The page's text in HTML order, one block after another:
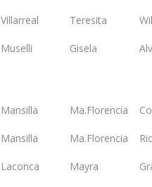
Villarreal Teresita
Muselli Gisela
Mansilla Ma.Florencia
Mansilla Ma.Florencia
Laconca Mayra